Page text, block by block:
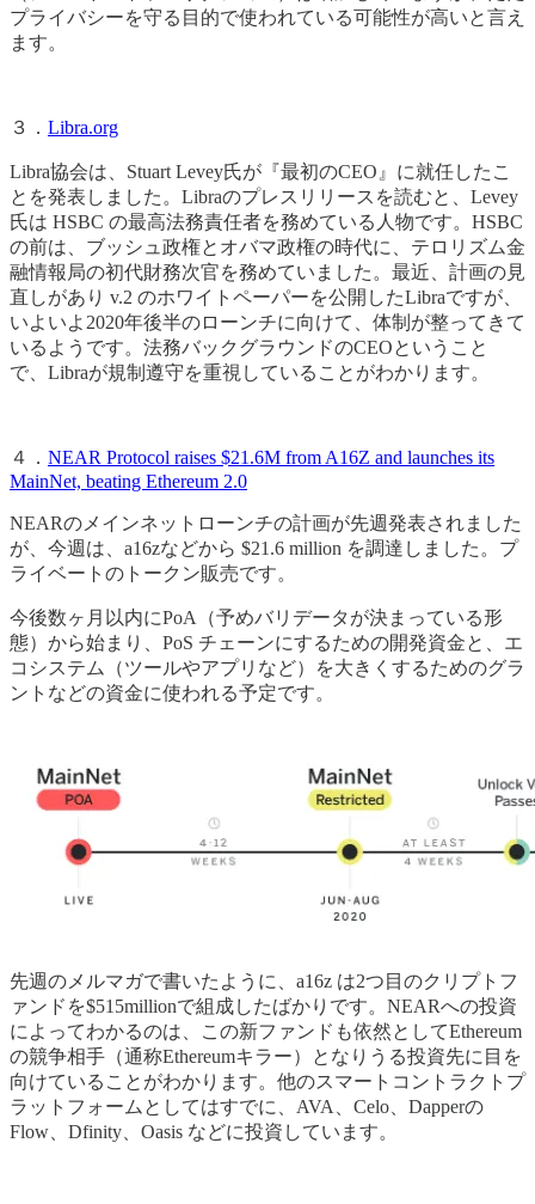
プライバシーを守る目的で使われている可能性が高いと言え
ます。
３． Libra.org
Libra協会は、Stuart Levey氏が『最初のCEO』に就任したこ
とを発表しました。Libraのプレスリリースを読むと、Levey
氏は HSBC の最高法務責任者を務めている人物です。HSBC
の前は、ブッシュ政権とオバマ政権の時代に、テロリズム金
融情報局の初代財務次官を務めていました。最近、計画の見
直しがあり v.2 のホワイトペーパーを公開したLibraですが、
いよいよ2020年後半のローンチに向けて、体制が整ってきて
いるようです。法務バックグラウンドのCEOということ
で、Libraが規制遵守を重視していることがわかります。
４． NEAR Protocol raises $21.6M from A16Z and launches its
MainNet, beating Ethereum 2.0
NEARのメインネットローンチの計画が先週発表されました
が、今週は、a16zなどから $21.6 million を調達しました。プ
ライベートのトークン販売です。
今後数ヶ月以内にPoA（予めバリデータが決まっている形
態）から始まり、PoS チェーンにするための開発資金と、エ
コシステム（ツールやアプリなど）を大きくするためのグラ
ントなどの資金に使われる予定です。
先週のメルマガで書いたように、a16z は2つ目のクリプトフ
ァンドを$515millionで組成したばかりです。NEARへの投資
によってわかるのは、この新ファンドも依然としてEthereum
の競争相手（通称Ethereumキラー）となりうる投資先に目を
向けていることがわかります。他のスマートコントラクトプ
ラットフォームとしてはすでに、AVA、Celo、Dapperの
Flow、Dfinity、Oasis などに投資しています。